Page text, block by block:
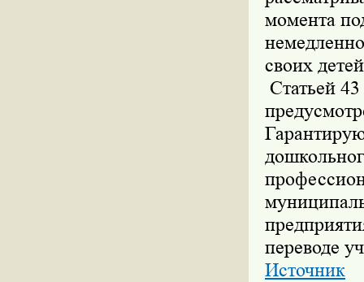
момента
своих
Статьей
переводе
Источник